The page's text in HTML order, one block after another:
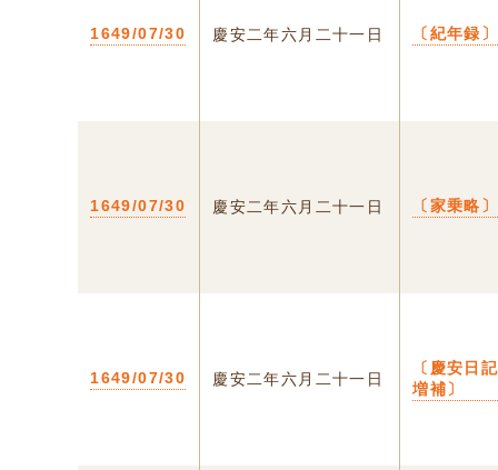
1649/07/30 慶安二年六月二十一日 〔紀年録〕
1649/07/30 慶安二年六月二十一日 〔家乗略〕
1649/07/30 慶安二年六月二十一日
〔慶安日記
増補〕